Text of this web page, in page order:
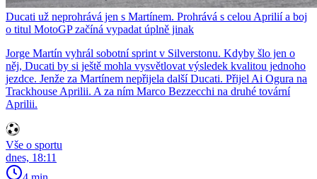
Ducati už neprohrává jen s Martínem. Prohrává s celou Aprilií a boj
o titul MotoGP začíná vypadat úplně jinak
Jorge Martín vyhrál sobotní sprint v Silverstonu. Kdyby šlo jen o
něj, Ducati by si ještě mohla vysvětlovat výsledek kvalitou jednoho
jezdce. Jenže za Martínem nepřijela další Ducati. Přijel Ai Ogura na
Trackhouse Aprilii. A za ním Marco Bezzecchi na druhé tovární
Aprilii.
Vše o sportu
dnes, 18:11